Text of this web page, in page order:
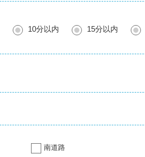
10分以内 15分以内
南道路